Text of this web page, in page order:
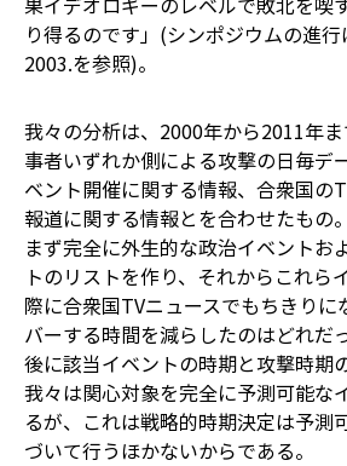
り得るのです」(シンポジウムの進
2003.を参照)。
我々の分析は、2000年から2011年
事者いずれか側による攻撃の日毎デ
ベント開催に関する情報、合衆国の
報道に関する情報とを合わせたもの
まず完全に外生的な政治イベントお
トのリストを作り、それからこれら
際に合衆国TVニュースでもちきりに
バーする時間を減らしたのはどれだ
後に該当イベントの時期と攻撃時期
我々は関心対象を完全に予測可能な
るが、これは戦略的時期決定は予測
づいて行うほかないからである。